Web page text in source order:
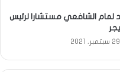
لمام الشافعي مستشارا لرئيس
29 سبتمبر، 2021